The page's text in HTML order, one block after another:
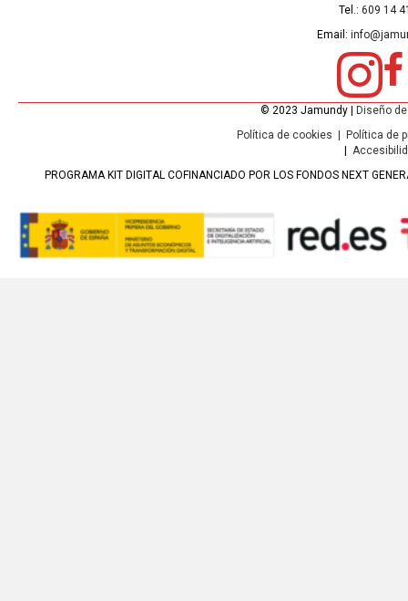
Tel.: 609 14
Email:
© 2023 Jamundy |
Diseño
Política de cookies
Política de
PROGRAMA KIT DIGITAL COFINANCIADO POR LOS FONDOS NEXT